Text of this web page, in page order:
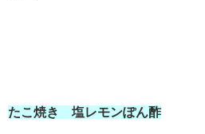
たこ焼き 塩レモンぽん酢